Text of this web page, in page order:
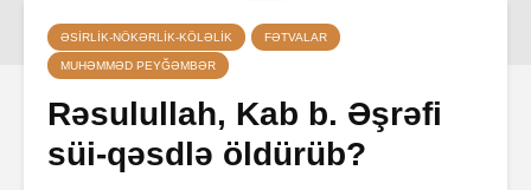
ƏSIRLIK-NÖKƏRLIK-KÖLƏLIK FƏTVALAR
MUHƏMMƏD PEYĞƏMBƏR
Rəsulullah, Kab b. Əşrəfi
süi-qəsdlə öldürüb?